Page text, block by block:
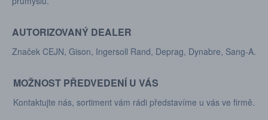
AUTORIZOVANÝ DEALER
Značek CEJN, Gison, Ingersoll Rand, Deprag, Dynabre, Sang-A.
MOŽNOST PŘEDVEDENÍ U VÁS
Kontaktujte nás, sortiment vám rádi představíme u vás ve firmě.